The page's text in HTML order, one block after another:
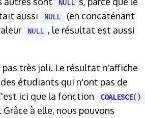
NULL
aussi
NULL
(en concaténant
NULL , le résultat est aussi
très joli. Le résultat n'affiche
étudiants qui n'ont pas de
ici que la fonction
COALESCE()
à elle, nous pouvons